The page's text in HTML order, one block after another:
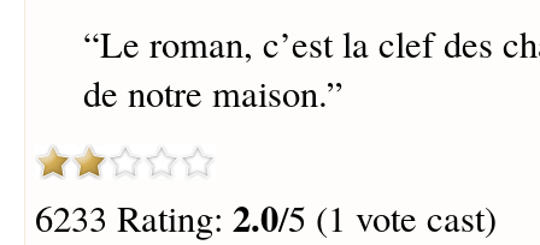
“Le roman, c’est la clef des
de notre maison.”
6233 Rating: 2.0/5 (1 vote cast)